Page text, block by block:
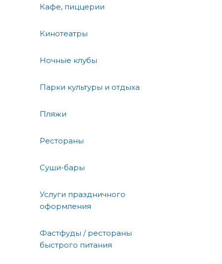
Кафе, пиццерии
Кинотеатры
Ночные клубы
Парки культуры и отдыха
Пляжи
Рестораны
Суши-бары
Услуги праздничного
оформления
Фастфуды / рестораны
быстрого питания